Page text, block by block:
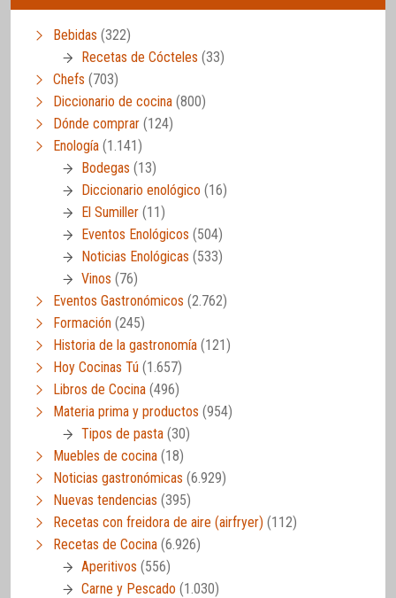
Bebidas (322)
Recetas de Cócteles (33)
Chefs (703)
Diccionario de cocina (800)
Dónde comprar (124)
Enología (1.141)
Bodegas (13)
Diccionario enológico (16)
El Sumiller (11)
Eventos Enológicos (504)
Noticias Enológicas (533)
Vinos (76)
Eventos Gastronómicos (2.762)
Formación (245)
Historia de la gastronomía (121)
Hoy Cocinas Tú (1.657)
Libros de Cocina (496)
Materia prima y productos (954)
Tipos de pasta (30)
Muebles de cocina (18)
Noticias gastronómicas (6.929)
Nuevas tendencias (395)
Recetas con freidora de aire (airfryer) (112)
Recetas de Cocina (6.926)
Aperitivos (556)
Carne y Pescado (1.030)